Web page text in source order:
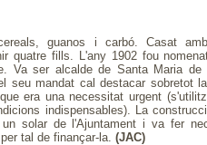
guanos i carbó. Casat
quatre fills. L'any 1902 fou
Va ser alcalde de Santa Maria de
seu mandat cal destacar sobretot
era una necessitat urgent
indispensables). La
solar de l'Ajuntament i va fer
tal de finançar-la. (JAC)